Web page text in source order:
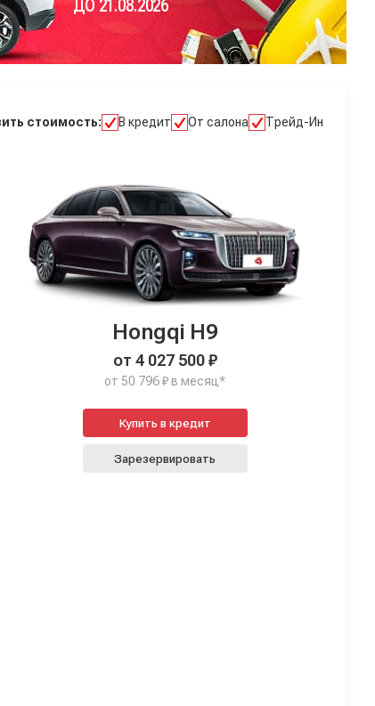
ДО 21.08.2026
стоимость: В кредит От салона Трейд-Ин
Hongqi H9
от 4 027 500 ₽
от 50 796 ₽ в месяц*
Купить в кредит
Зарезервировать